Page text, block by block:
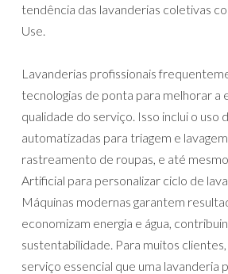
tendência das lavanderias coletivas
Use.
Lavanderias profissionais
tecnologias de ponta para melhorar a
qualidade do serviço. Isso inclui o uso
automatizadas para triagem e
rastreamento de roupas, e até
Artificial para personalizar ciclo de
Máquinas modernas garantem
economizam energia e água,
sustentabilidade. Para muitos
serviço essencial que uma lavanderia